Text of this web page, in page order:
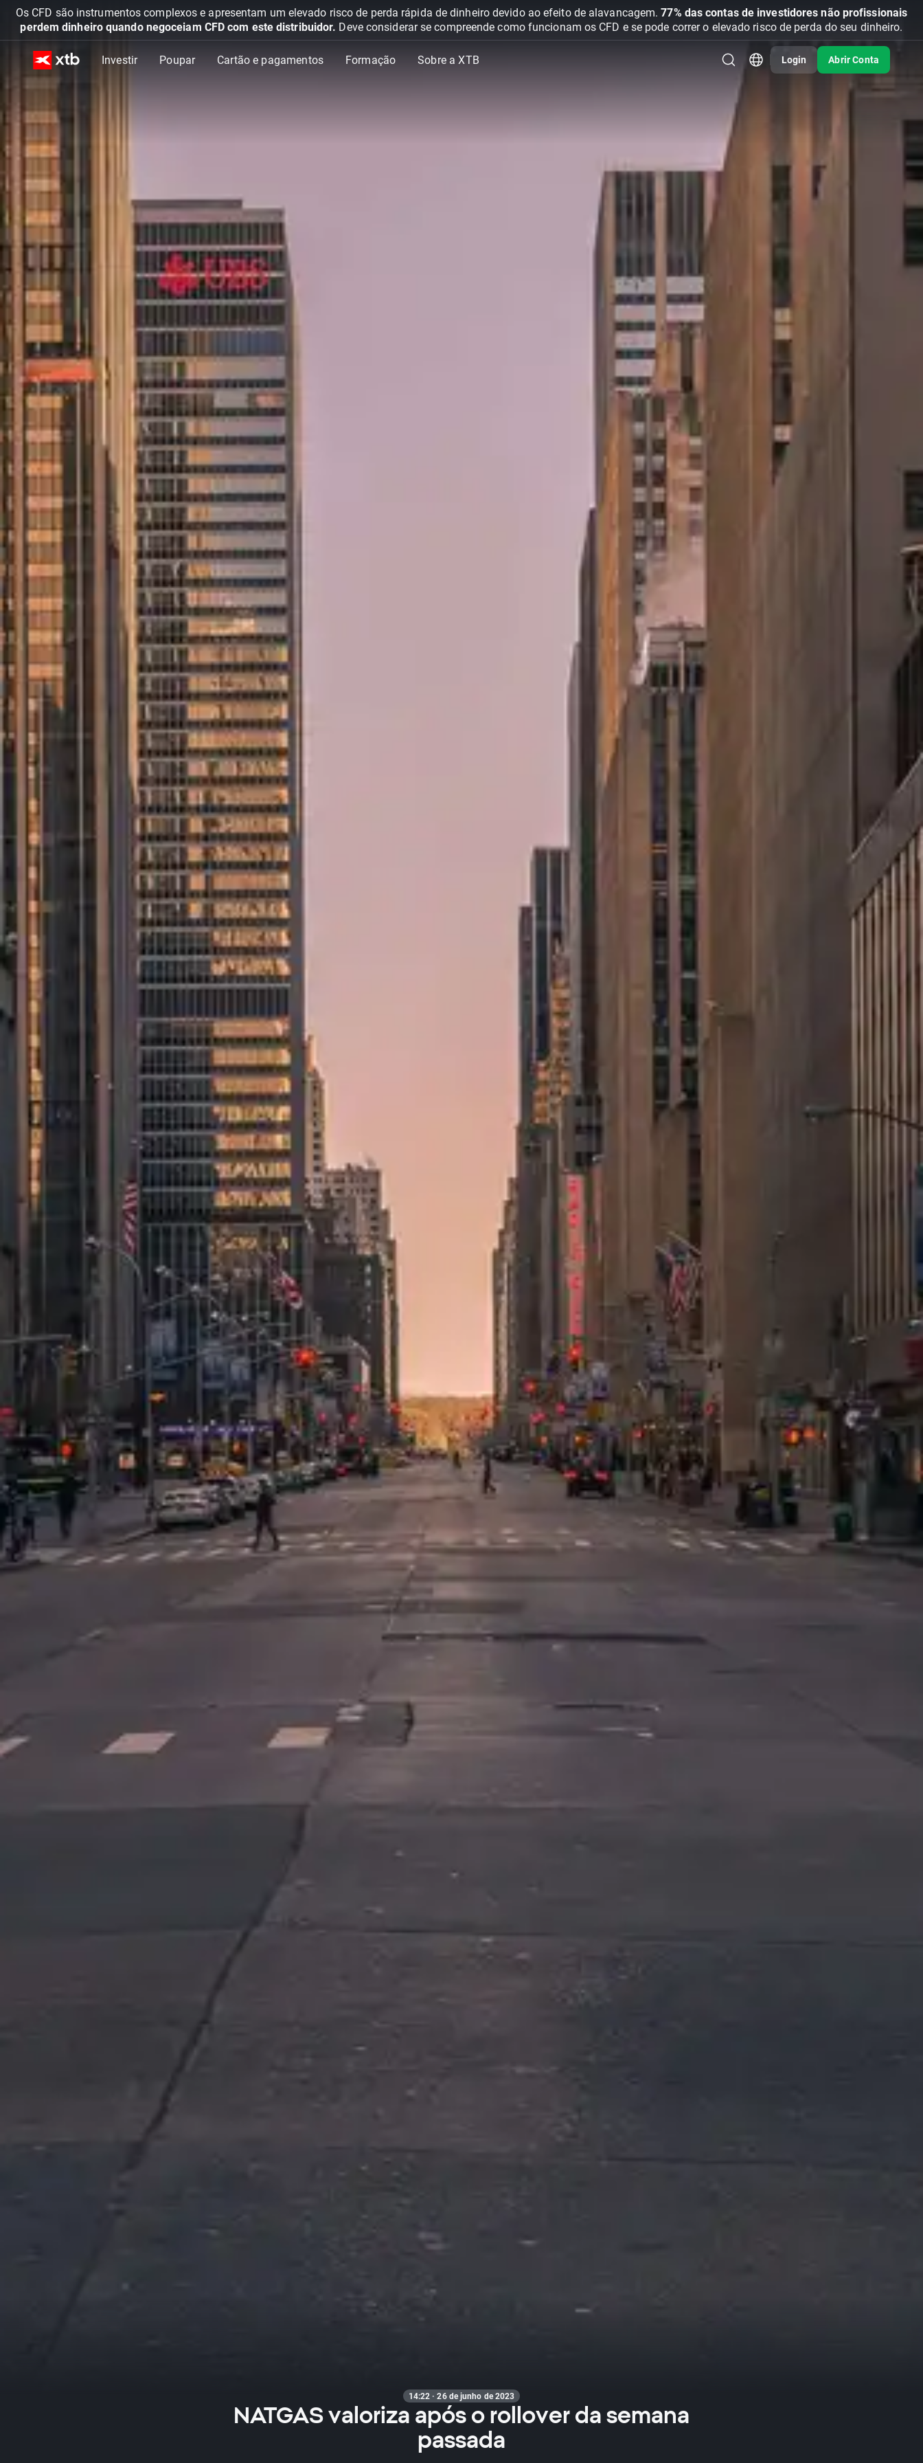
Os CFD são instrumentos complexos e apresentam um elevado risco de perda rápida de dinheiro devido ao efeito de alavancagem.77% das contas de investidores não profissionais
perdem dinheiro quando negoceiam CFD com este distribuidor. Deve considerar se compreende como funcionam os CFD e se pode correr o elevado risco de perda do seu dinheiro.
Investir Poupar Cartão e pagamentos Formação Sobre a XTB Login Abrir Conta
14:22 · 26 de junho de 2023
NATGAS valoriza após o rollover da semana
passada